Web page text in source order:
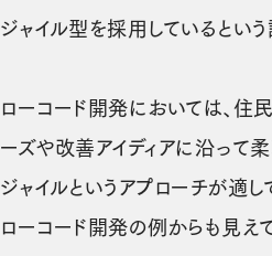
ジャイル型を採用しているとい
ローコード開発においては、
ーズや改善アイディアに沿って
ジャイルというアプローチが適し
ローコード開発の例からも見え